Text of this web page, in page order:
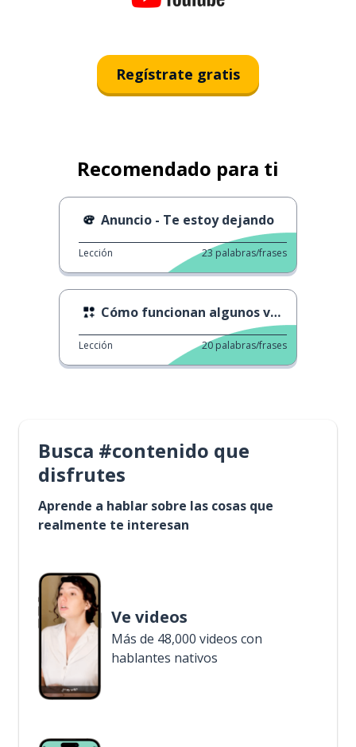
Regístrate gratis
Recomendado para ti
Anuncio - Te estoy dejando
Lección 23 palabras/frases
Cómo funcionan algunos verbos 5
Lección 20 palabras/frases
Busca #contenido que
disfrutes
Aprende a hablar sobre las cosas que
realmente te interesan
Ve videos
Más de 48,000 videos con
hablantes nativos